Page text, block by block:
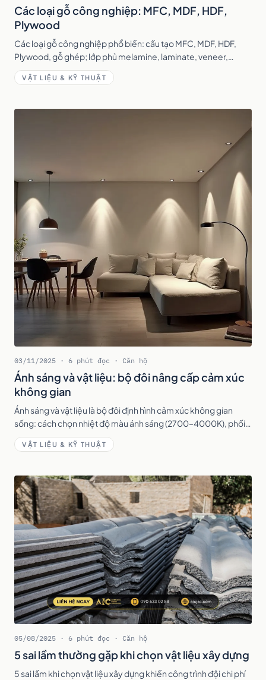
Các loại gỗ công nghiệp: MFC, MDF, HDF,
Plywood
Các loại gỗ công nghiệp phổ biến: cấu tạo MFC, MDF, HDF,
Plywood, gỗ ghép; lớp phủ melamine, laminate, veneer,
acrylic và cách chọn theo từng khu vực.
VẬT LIỆU & KỸ THUẬT
03/11/2025 · 6 phút đọc · Căn hộ
Ánh sáng và vật liệu: bộ đôi nâng cấp cảm xúc
không gian
Ánh sáng và vật liệu là bộ đôi định hình cảm xúc không gian
sống: cách chọn nhiệt độ màu ánh sáng (2700–4000K), phối
vật liệu gỗ, đá, kính và cách kết hợp để nội thất chạm cảm xúc.
VẬT LIỆU & KỸ THUẬT
05/08/2025 · 6 phút đọc · Căn hộ
5 sai lầm thường gặp khi chọn vật liệu xây dựng
5 sai lầm khi chọn vật liệu xây dựng khiến công trình đội chi phí